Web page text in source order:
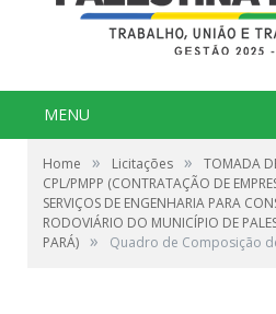
MENU
Home » Licitações »
TOMADA
CPL/PMPP (CONTRATAÇÃO DE
SERVIÇOS DE ENGENHARIA PARA
RODOVIÁRIO DO MUNICÍPIO DE
PARÁ) » Quadro de Composição